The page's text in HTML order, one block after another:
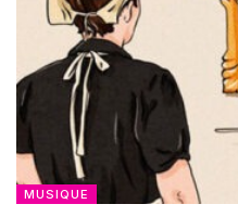
MUSIQUE